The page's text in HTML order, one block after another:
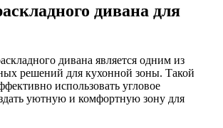
дивана для
дивана является одним из
решений для кухонной зоны. Такой
использовать угловое
уютную и комфортную зону для